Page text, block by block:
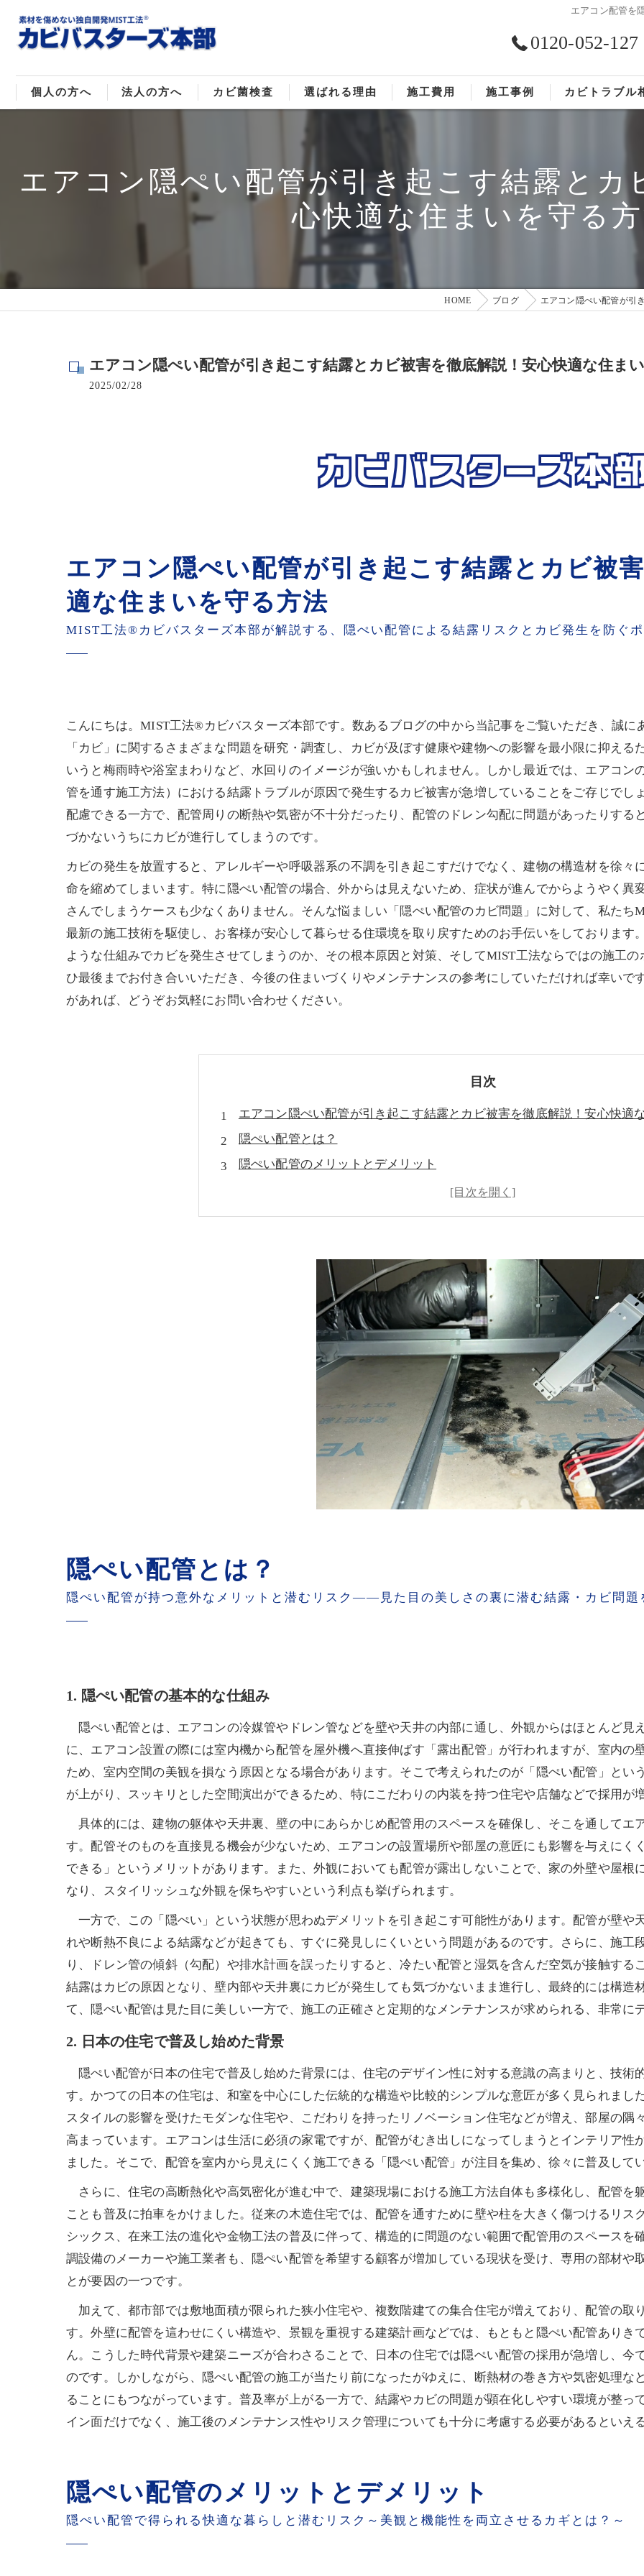
エアコン配管を
0120-052-127
個人の方へ
マンションのカビ取り
法人の方へ
倉庫･工場のカビ取り
病院･クリニックのカビ取り
カビ菌検査 選ばれる理由
MIST工法®
ご依頼の流れ
施工費用 施工事例 カビトラブル
エアコン隠ぺい配管が引き起こす結露とカ
心快適な住まいを守る
HOME ブログ エアコン隠ぺい配管が引
エアコン隠ぺい配管が引き起こす結露とカビ被害を徹底解説！安心快適な住ま
2025/02/28
エアコン隠ぺい配管が引き起こす結露とカビ被
適な住まいを守る方法
MIST工法®カビバスターズ本部が解説する、隠ぺい配管による結露リスクとカビ発生を防ぐ
こんにちは。MIST工法®カビバスターズ本部です。数あるブログの中から当記事をご覧いただき、誠
「カビ」に関するさまざまな問題を研究・調査し、カビが及ぼす健康や建物への影響を最小限に抑え
いうと梅雨時や浴室まわりなど、水回りのイメージが強いかもしれません。しかし最近では、エアコン
管を通す施工方法）における結露トラブルが原因で発生するカビ被害が急増していることをご存じでし
配慮できる一方で、配管周りの断熱や気密が不十分だったり、配管のドレン勾配に問題があったりする
づかないうちにカビが進行してしまうのです。
カビの発生を放置すると、アレルギーや呼吸器系の不調を引き起こすだけでなく、建物の構造材を徐々
命を縮めてしまいます。特に隠ぺい配管の場合、外からは見えないため、症状が進んでからようやく異
さんでしまうケースも少なくありません。そんな悩ましい「隠ぺい配管のカビ問題」に対して、私た
最新の施工技術を駆使し、お客様が安心して暮らせる住環境を取り戻すためのお手伝いをしております
ような仕組みでカビを発生させてしまうのか、その根本原因と対策、そしてMIST工法ならではの施工
ひ最後までお付き合いいただき、今後の住まいづくりやメンテナンスの参考にしていただければ幸いで
があれば、どうぞお気軽にお問い合わせください。
目次
エアコン隠ぺい配管が引き起こす結露とカビ被害を徹底解説！安心快適
隠ぺい配管とは？
隠ぺい配管のメリットとデメリット
隠ぺい配管で結露が発生するメカニズム
結露からカビが発生する流れと問題点
既に隠ぺい配管がある場合のチェック方法
MIST工法®カビバスターズのアプローチ
まとめと今後の住まいづくりのヒント
隠ぺい配管とは？
隠ぺい配管が持つ意外なメリットと潜むリスク——見た目の美しさの裏に潜む結露・カビ問題
1. 隠ぺい配管の基本的な仕組み
隠ぺい配管とは、エアコンの冷媒管やドレン管などを壁や天井の内部に通し、外観からはほとんど見
に、エアコン設置の際には室内機から配管を屋外機へ直接伸ばす「露出配管」が行われますが、室内の
ため、室内空間の美観を損なう原因となる場合があります。そこで考えられたのが「隠ぺい配管」とい
が上がり、スッキリとした空間演出ができるため、特にこだわりの内装を持つ住宅や店舗などで採用が
具体的には、建物の躯体や天井裏、壁の中にあらかじめ配管用のスペースを確保し、そこを通してエ
す。配管そのものを直接見る機会が少ないため、エアコンの設置場所や部屋の意匠にも影響を与えにく
できる」というメリットがあります。また、外観においても配管が露出しないことで、家の外壁や屋根
なり、スタイリッシュな外観を保ちやすいという利点も挙げられます。
一方で、この「隠ぺい」という状態が思わぬデメリットを引き起こす可能性があります。配管が壁や
れや断熱不良による結露などが起きても、すぐに発見しにくいという問題があるのです。さらに、施工
り、ドレン管の傾斜（勾配）や排水計画を誤ったりすると、冷たい配管と湿気を含んだ空気が接触する
結露はカビの原因となり、壁内部や天井裏にカビが発生しても気づかないまま進行し、最終的には構造
て、隠ぺい配管は見た目に美しい一方で、施工の正確さと定期的なメンテナンスが求められる、非常に
2. 日本の住宅で普及し始めた背景
隠ぺい配管が日本の住宅で普及し始めた背景には、住宅のデザイン性に対する意識の高まりと、技術
す。かつての日本の住宅は、和室を中心にした伝統的な構造や比較的シンプルな意匠が多く見られまし
スタイルの影響を受けたモダンな住宅や、こだわりを持ったリノベーション住宅などが増え、部屋の隅
高まっています。エアコンは生活に必須の家電ですが、配管がむき出しになってしまうとインテリア性
ました。そこで、配管を室内から見えにくく施工できる「隠ぺい配管」が注目を集め、徐々に普及して
さらに、住宅の高断熱化や高気密化が進む中で、建築現場における施工方法自体も多様化し、配管を
ことも普及に拍車をかけました。従来の木造住宅では、配管を通すために壁や柱を大きく傷つけるリス
シックス、在来工法の進化や金物工法の普及に伴って、構造的に問題のない範囲で配管用のスペースを
調設備のメーカーや施工業者も、隠ぺい配管を希望する顧客が増加している現状を受け、専用の部材や
とが要因の一つです。
加えて、都市部では敷地面積が限られた狭小住宅や、複数階建ての集合住宅が増えており、配管の取
す。外壁に配管を這わせにくい構造や、景観を重視する建築計画などでは、もともと隠ぺい配管ありき
ん。こうした時代背景や建築ニーズが合わさることで、日本の住宅では隠ぺい配管の採用が急増し、今
のです。しかしながら、隠ぺい配管の施工が当たり前になったがゆえに、断熱材の巻き方や気密処理な
ることにもつながっています。普及率が上がる一方で、結露やカビの問題が顕在化しやすい環境が整っ
イン面だけでなく、施工後のメンテナンス性やリスク管理についても十分に考慮する必要があるといえ
隠ぺい配管のメリットとデメリット
隠ぺい配管で得られる快適な暮らしと潜むリスク～美観と機能性を両立させるカギとは？～